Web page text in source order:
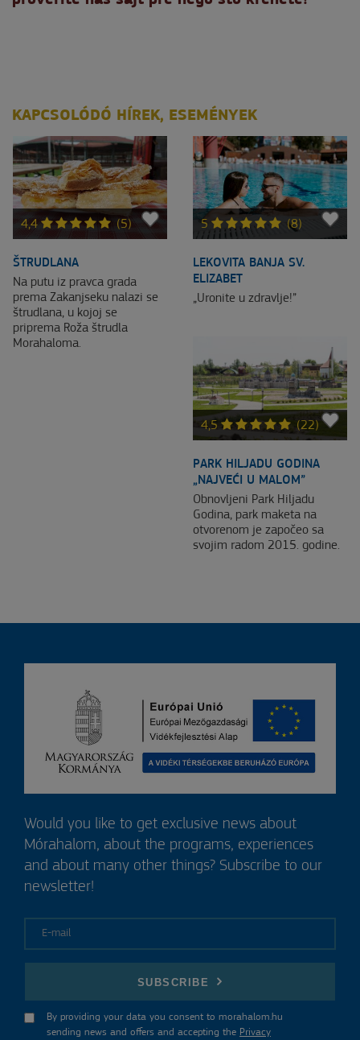
KAPCSOLÓDÓ HÍREK, ESEMÉNYEK
4,4 (5)
ŠTRUDLANA
Na putu iz pravca grada
prema Zakanjseku nalazi se
štrudlana, u kojoj se
priprema Roža štrudla
Morahaloma.
5 (8)
LEKOVITA BANJA SV.
ELIZABET
„Uronite u zdravlje!”
4,5 (22)
PARK HILJADU GODINA
„NAJVEĆI U MALOM”
Obnovljeni Park Hiljadu
Godina, park maketa na
otvorenom je započeo sa
svojim radom 2015. godine.
Would you like to get exclusive news about
Mórahalom, about the programs, experiences
and about many other things? Subscribe to our
newsletter!
SUBSCRIBE
By providing your data you consent to morahalom.hu
sending news and offers and accepting the Privacy